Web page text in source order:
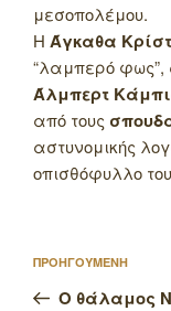
μεσοπολέμου.
Η Άγκαθα
“λαμπερό
Άλμπερτ
από τους
αστυνομικής
οπισθόφυλλο του
άρθρων
Προηγούμενο
άρθρο
ΠΡΟΗΓΟΥΜΕΝΗ
Ο θάλαμος